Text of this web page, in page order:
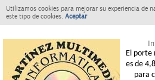
Utilizamos cookies para mejorar su experiencia de
este tipo de cookies. Aceptar
El porte
es de
para